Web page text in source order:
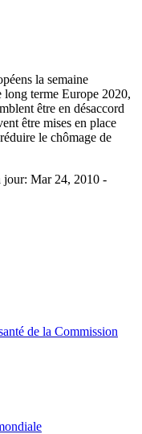
la semaine
long terme Europe 2020,
être en désaccord
être mises en place
le chômage de
jour: Mar 24, 2010 -
de la Commission